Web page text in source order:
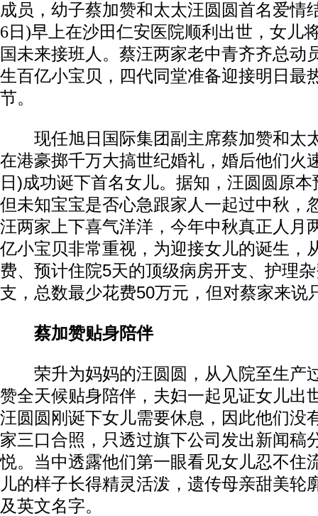
成员，幼子蔡加赞和太太汪圆圆首名爱情
6日)早上在沙田仁安医院顺利出世，女儿
国未来接班人。蔡汪两家老中青齐齐总动
生百亿小宝贝，四代同堂准备迎接明日最
节。
现任旭日国际集团副主席蔡加赞和太
在港豪掷千万大搞世纪婚礼，婚后他们火
日)成功诞下首名女儿。据知，汪圆圆原
但未知宝宝是否心急跟家人一起过中秋，
汪两家上下喜气洋洋，今年中秋真正人月
亿小宝贝非常重视，为迎接女儿的诞生，
费、预计住院5天的顶级病房开支、护理
支，总数最少花费50万元，但对蔡家来说
蔡加赞贴身陪伴
荣升为妈妈的汪圆圆，从入院至生产
赞全天候贴身陪伴，夫妇一起见证女儿出
汪圆圆刚诞下女儿需要休息，因此他们没
家三口合照，只透过旗下公司发出新闻稿
悦。当中透露他们第一眼看见女儿忍不住
儿的样子长得精灵活泼，遗传母亲甜美轮
及英文名字。